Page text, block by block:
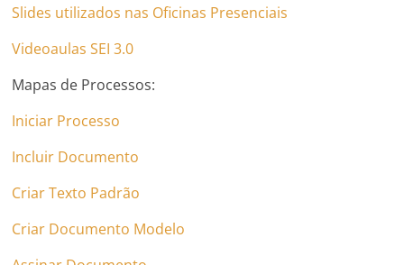
Slides utilizados nas Oficinas Presenciais
Videoaulas SEI 3.0
Mapas de Processos:
Iniciar Processo
Incluir Documento
Criar Texto Padrão
Criar Documento Modelo